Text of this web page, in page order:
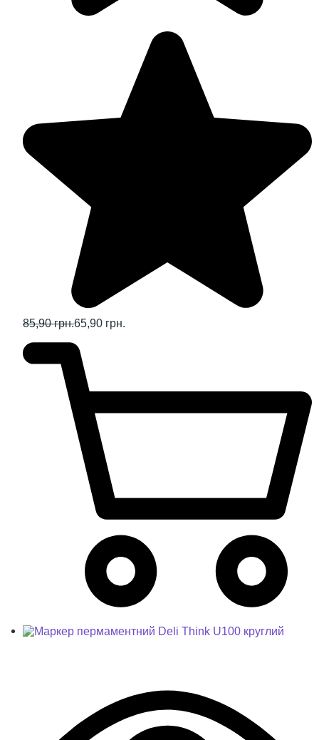
85,90 грн.65,90 грн.